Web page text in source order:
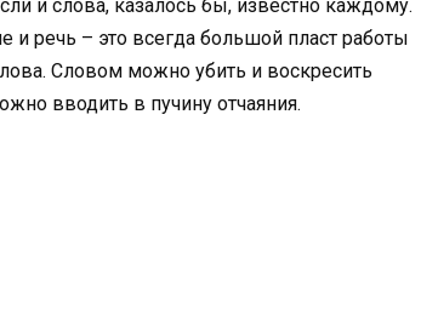
и слова, казалось бы, известно каждому.
речь – это всегда большой пласт работы
Словом можно убить и воскресить
вводить в пучину отчаяния.